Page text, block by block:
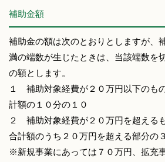
補助金額
補助金の額は次のとおりとしますが、
満の端数が生じたときは、当該端数を
の額とします。
１ 補助対象経費が２０万円以下のも
計額の１０分の１０
２ 補助対象経費が２０万円を超える
合計額のうち２０万円を超える部分の
※新規事業にあっては７０万円、拡充